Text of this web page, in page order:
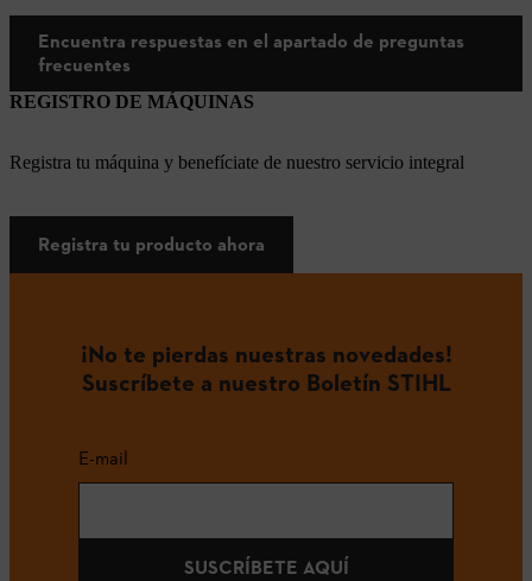
Encuentra respuestas en el apartado de preguntas
frecuentes
REGISTRO DE MÁQUINAS
Registra tu máquina y benefíciate de nuestro servicio integral
Registra tu producto ahora
¡No te pierdas nuestras novedades!
Suscríbete a nuestro Boletín STIHL
E-mail
SUSCRÍBETE AQUÍ